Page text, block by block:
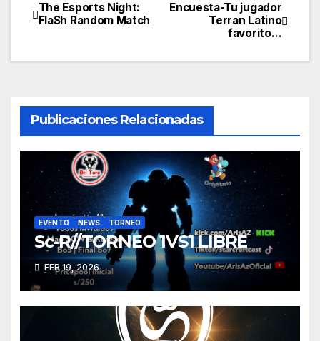
Navegación
Encuesta-Tu jugador
Terran Latino
favorito…
The Esports Night:
FlaSh Random Match
Publicaciones Relacionadas
EVENTO NEWS TORNEO
Sc-R//TORNEO 1VS1 LIBRE
FEB 19, 2026